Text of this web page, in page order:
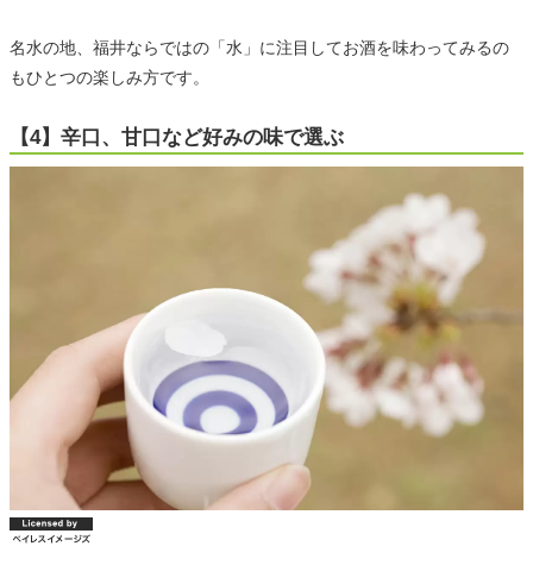
名水の地、福井ならではの「水」に注目してお酒を味わってみるの
もひとつの楽しみ方です。
【4】辛口、甘口など好みの味で選ぶ